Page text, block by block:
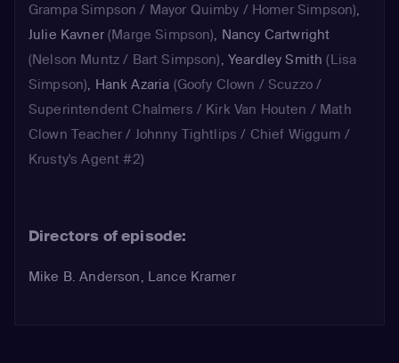
Grampa Simpson / Mayor Quimby / Homer Simpson),
Julie Kavner(Marge Simpson), Nancy Cartwright
(Nelson Muntz / Bart Simpson), Yeardley Smith (Lisa
Simpson), Hank Azaria (Goofy Clown / Scuzzo /
Superintendent Chalmers / Kirk Van Houten / Math
Clown Teacher / Johnny Tightlips / Chief Wiggum /
Krusty's Agent #2)
Directors of episode:
Mike B. Anderson, Lance Kramer